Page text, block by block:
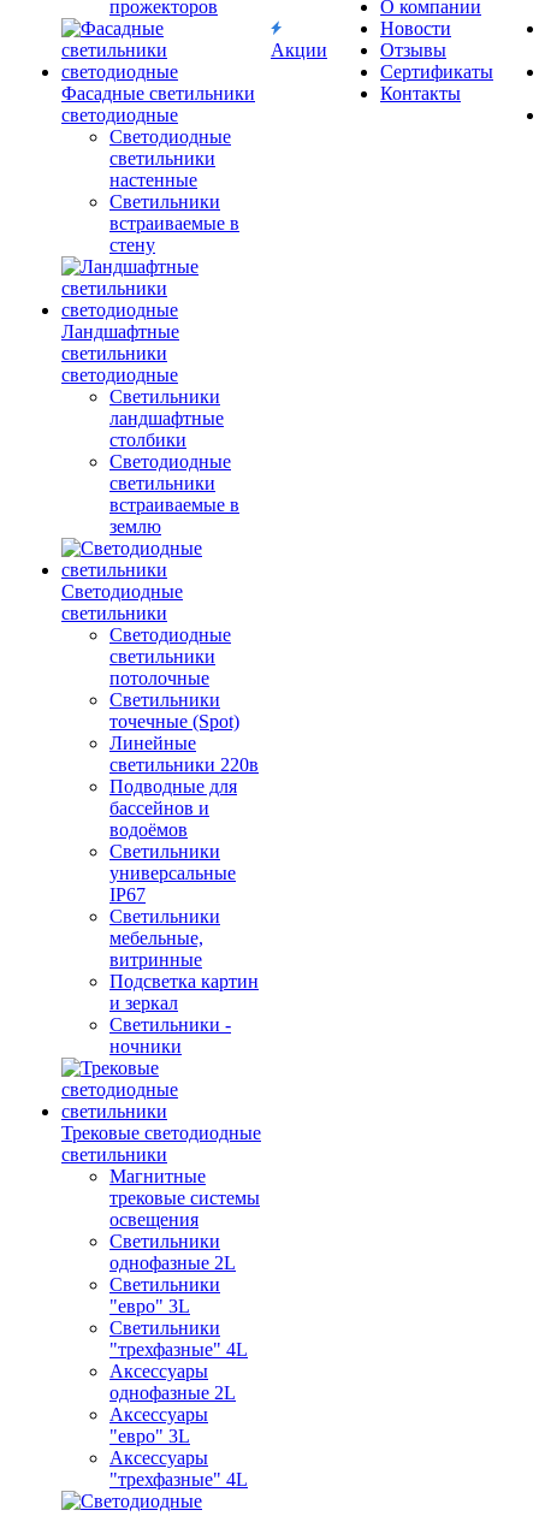
прожекторов
Фасадные светильники
светодиодные
Светодиодные
светильники
настенные
Светильники
встраиваемые в
стену
Ландшафтные
светильники
светодиодные
Светильники
ландшафтные
столбики
Светодиодные
светильники
встраиваемые в
землю
Светодиодные
светильники
Светодиодные
светильники
потолочные
Светильники
точечные (Spot)
Линейные
светильники 220в
Подводные для
бассейнов и
водоёмов
Светильники
универсальные
IP67
Светильники
мебельные,
витринные
Подсветка картин
и зеркал
Светильники -
ночники
Трековые светодиодные
светильники
Магнитные
трековые системы
освещения
Светильники
однофазные 2L
Светильники
"евро" 3L
Светильники
"трехфазные" 4L
Аксессуары
однофазные 2L
Аксессуары
"евро" 3L
Аксессуары
"трехфазные" 4L
Акции
О компании
Новости
Отзывы
Сертификаты
Контакты